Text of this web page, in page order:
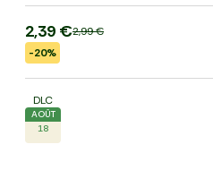
2,39 €2,99 €
-20%
DLC
AOÛT
18